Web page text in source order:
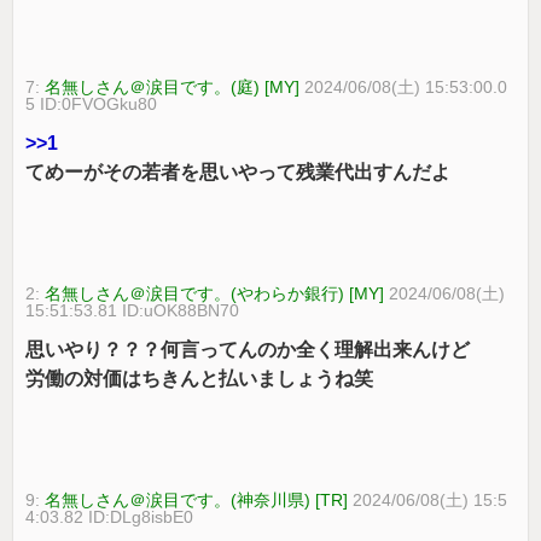
7:名無しさん＠涙目です。(庭) [MY] 2024/06/08(土) 15:53:00.0
5 ID:0FVOGku80
>>1
てめーがその若者を思いやって残業代出すんだよ
2:名無しさん＠涙目です。(やわらか銀行) [MY] 2024/06/08(土)
15:51:53.81 ID:uOK88BN70
思いやり？？？何言ってんのか全く理解出来んけど
労働の対価はちきんと払いましょうね笑
9:名無しさん＠涙目です。(神奈川県) [TR] 2024/06/08(土) 15:5
4:03.82 ID:DLg8isbE0